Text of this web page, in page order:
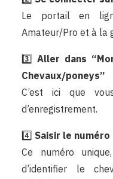
Le portail en
Amateur/Pro et à la
3️⃣Aller dans
Chevaux/poneys”
C’est ici que
d’enregistrement.
4️⃣ Saisir le numéro
Ce numéro
d’identifier le